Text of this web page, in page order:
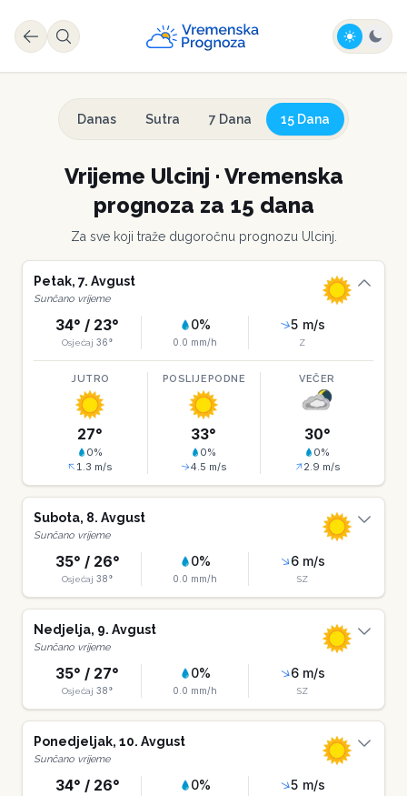
Danas Sutra 7 Dana 15 Dana
Vrijeme Ulcinj · Vremenska
prognoza za 15 dana
Za sve koji traže dugoročnu prognozu Ulcinj
Petak, 7. Avgust
Sunčano vrijeme
34° / 23°
Osjećaj 36°
0%
0.0 mm/h
5 m/s
Z
JUTRO
27°
0%
1.3 m/s
POSLIJEPODNE
33°
0%
4.5 m/s
VEČER
30°
0%
2.9 m/s
Subota, 8. Avgust
Sunčano vrijeme
35° / 26°
Osjećaj 38°
0%
0.0 mm/h
6m/s
SZ
Nedjelja, 9. Avgust
Sunčano vrijeme
35° / 27°
Osjećaj 38°
0%
0.0 mm/h
6m/s
SZ
Ponedjeljak, 10. Avgust
Sunčano vrijeme
34° / 26° 0% 5 m/s